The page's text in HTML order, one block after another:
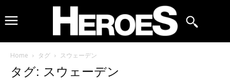
Home タグ スウェーデン
タグ: スウェーデン